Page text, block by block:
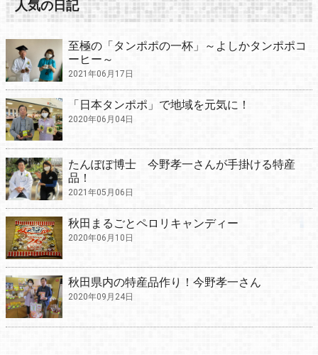
人気の日記
至極の「タンポポの一杯」～よしかタンポポコ
ーヒー～
2021年06月17日
「日本タンポポ」で地域を元気に！
2020年06月04日
たんぽぽ博士 今野孝一さんが手掛ける特産
品！
2021年05月06日
秋田まるごとペロリキャンディー
2020年06月10日
秋田県内の特産品作り！今野孝一さん
2020年09月24日